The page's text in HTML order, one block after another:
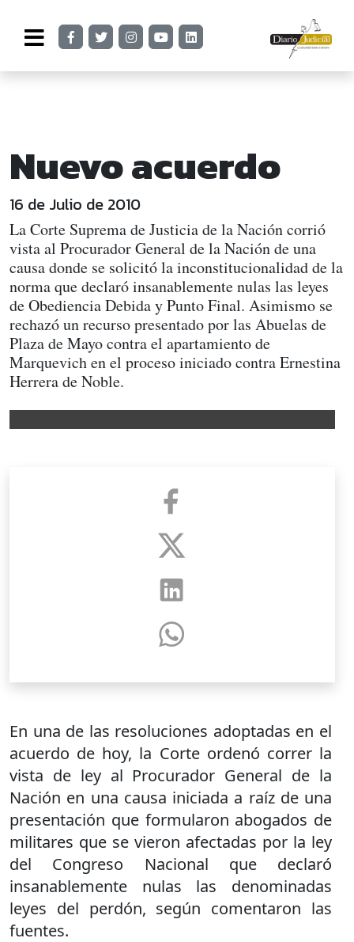
Nuevo acuerdo
16 de Julio de 2010
La Corte Suprema de Justicia de la Nación corrió
vista al Procurador General de la Nación de una
causa donde se solicitó la inconstitucionalidad de la
norma que declaró insanablemente nulas las leyes
de Obediencia Debida y Punto Final. Asimismo se
rechazó un recurso presentado por las Abuelas de
Plaza de Mayo contra el apartamiento de
Marquevich en el proceso iniciado contra Ernestina
Herrera de Noble.
En una de las resoluciones adoptadas en el
acuerdo de hoy, la Corte ordenó correr la
vista de ley al Procurador General de la
Nación en una causa iniciada a raíz de una
presentación que formularon abogados de
militares que se vieron afectadas por la ley
del Congreso Nacional que declaró
insanablemente nulas las denominadas
leyes del perdón, según comentaron las
fuentes.